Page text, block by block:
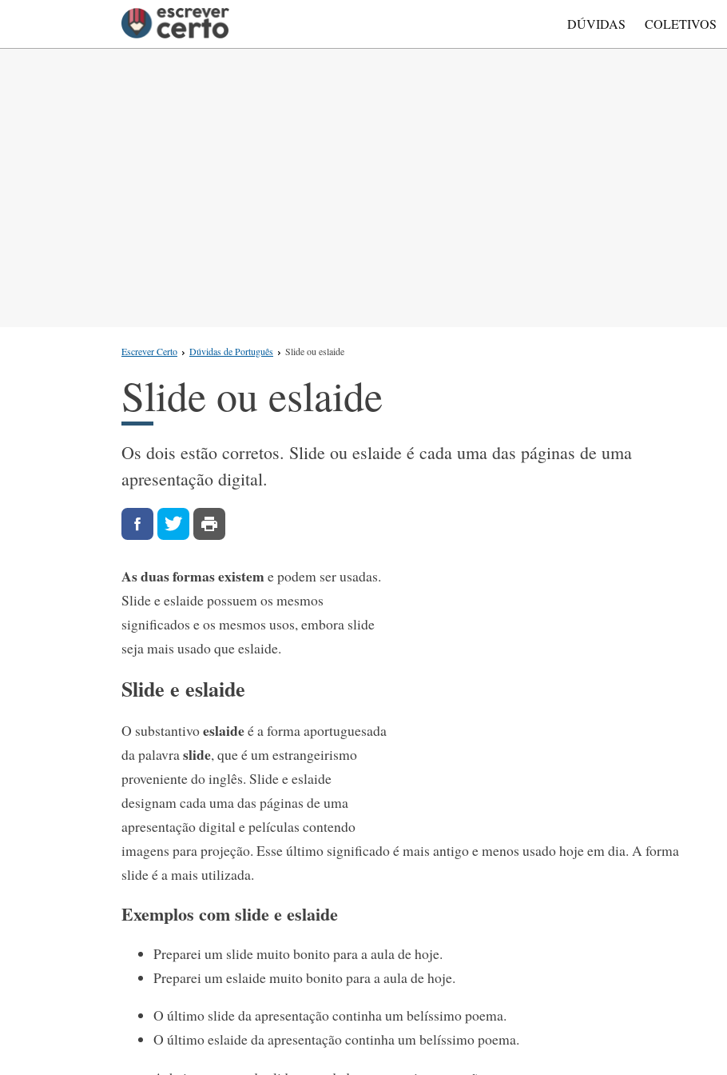
DÚVIDAS COLETIVOS
Escrever Certo Dúvidas de Português Slide ou eslaide
Slide ou eslaide
Os dois estão corretos. Slide ou eslaide é cada uma das páginas de uma
apresentação digital.
As duas formas existeme podem ser usadas.
Slide e eslaide possuem os mesmos
significados e os mesmos usos, embora slide
seja mais usado que eslaide.
Slide e eslaide
O substantivoeslaideé a forma aportuguesada
da palavra slide, que é um estrangeirismo
proveniente do inglês. Slide e eslaide
designam cada uma das páginas de uma
apresentação digital e películas contendo
imagens para projeção. Esse último significado é mais antigo e menos usado hoje em dia. A forma
slide é a mais utilizada.
Exemplos com slide e eslaide
Preparei um slide muito bonito para a aula de hoje.
Preparei um eslaide muito bonito para a aula de hoje.
O último slide da apresentação continha um belíssimo poema.
O último eslaide da apresentação continha um belíssimo poema.